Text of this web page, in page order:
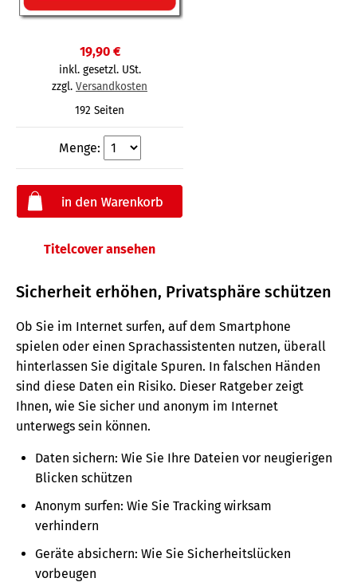
19,90 €
inkl. gesetzl. USt.
zzgl. Versandkosten
192 Seiten
Menge:
Titelcover ansehen
Sicherheit erhöhen, Privatsphäre schützen
Ob Sie im Internet surfen, auf dem Smartphone
spielen oder einen Sprachassistenten nutzen, überall
hinterlassen Sie digitale Spuren. In falschen Händen
sind diese Daten ein Risiko. Dieser Ratgeber zeigt
Ihnen, wie Sie sicher und anonym im Internet
unterwegs sein können.
Daten sichern: Wie Sie Ihre Dateien vor neugierigen
Blicken schützen
Anonym surfen: Wie Sie Tracking wirksam
verhindern
Geräte absichern: Wie Sie Sicherheitslücken
vorbeugen